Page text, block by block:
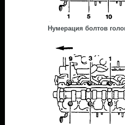
Нумерация болтов